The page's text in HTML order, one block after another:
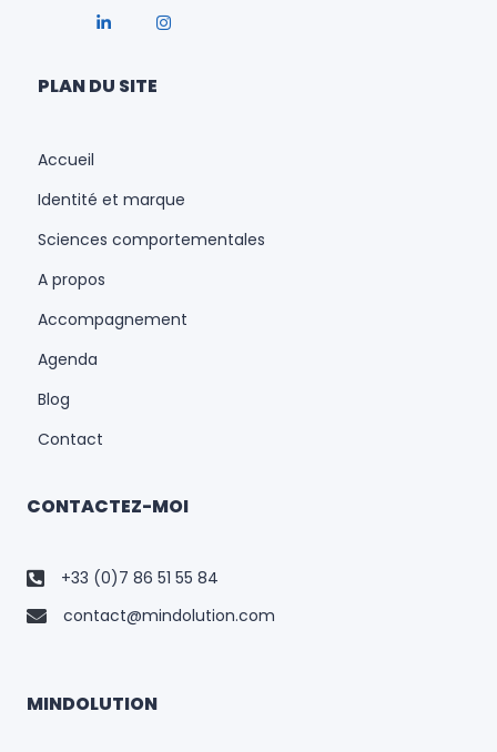
PLAN DU SITE
Accueil
Identité et marque
Sciences comportementales
A propos
Accompagnement
Agenda
Blog
Contact
CONTACTEZ-MOI
+33 (0)7 86 51 55 84
contact@mindolution.com
MINDOLUTION